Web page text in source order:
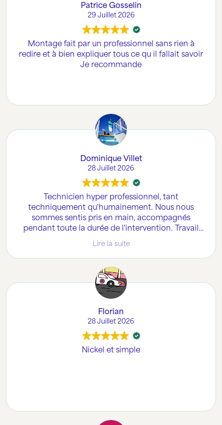
Patrice Gosselin
29 Juillet 2026
Montage fait par un professionnel sans rien à
redire et à bien expliquer tous ce qu il fallait savoir
Je recommande
Dominique Villet
28 Juillet 2026
Technicien hyper professionnel, tant
techniquement qu'humainement. Nous nous
sommes sentis pris en main, accompagnés
pendant toute la durée de l'intervention. Travail
nos inquiétudes ou questionnements. Il faut aussi
savoir féliciter lorsque cela est mérité.
Lire la suite
Florian
28 Juillet 2026
Nickel et simple